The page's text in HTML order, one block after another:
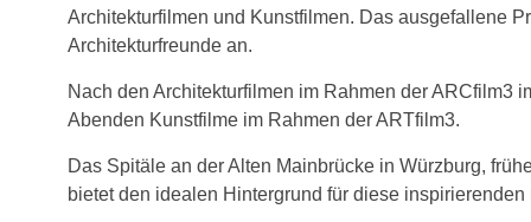
Architekturfilmen und Kunstfilmen. Das ausgefallene
Architekturfreunde an.
Nach den Architekturfilmen im Rahmen der ARCfilm3
Abenden Kunstfilme im Rahmen der ARTfilm3.
Das Spitäle an der Alten Mainbrücke in Würzburg,
bietet den idealen Hintergrund für diese